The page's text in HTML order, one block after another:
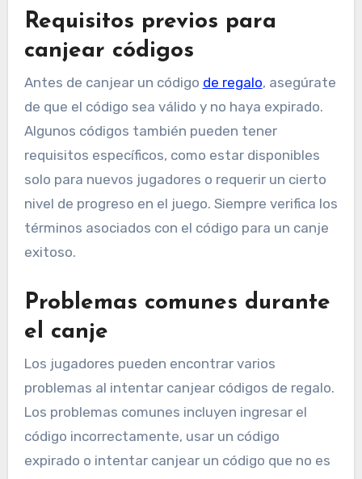
Requisitos previos para
canjear códigos
Antes de canjear un código de regalo, asegúrate
de que el código sea válido y no haya expirado.
Algunos códigos también pueden tener
requisitos específicos, como estar disponibles
solo para nuevos jugadores o requerir un cierto
nivel de progreso en el juego. Siempre verifica los
términos asociados con el código para un canje
exitoso.
Problemas comunes durante
el canje
Los jugadores pueden encontrar varios
problemas al intentar canjear códigos de regalo.
Los problemas comunes incluyen ingresar el
código incorrectamente, usar un código
expirado o intentar canjear un código que no es